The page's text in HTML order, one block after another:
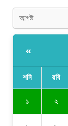
«
শনি রবি
১ ২